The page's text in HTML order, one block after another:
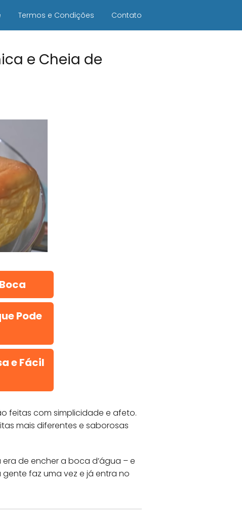
Termos e Condições Contato
e Cheia de
Pode
e Fácil
feitas com simplicidade e afeto.
mais diferentes e saborosas
de encher a boca d’água – e
faz uma vez e já entra no